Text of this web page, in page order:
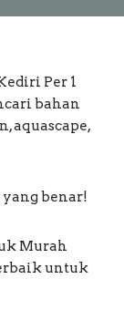
Per 1
bahan
aquascape,
yang benar!
Murah
untuk